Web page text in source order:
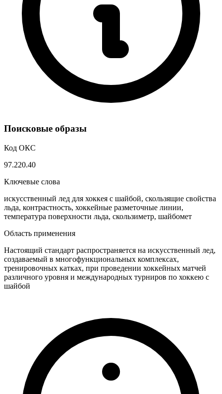
Поисковые образы
Код ОКС
97.220.40
Ключевые слова
искусственный лед для хоккея с шайбой, скользящие свойства
льда, контрастность, хоккейные разметочные линии,
температура поверхности льда, скользиметр, шайбомет
Область применения
Настоящий стандарт распространяется на искусственный лед,
создаваемый в многофункциональных комплексах,
тренировочных катках, при проведении хоккейных матчей
различного уровня и международных турниров по хоккею с
шайбой